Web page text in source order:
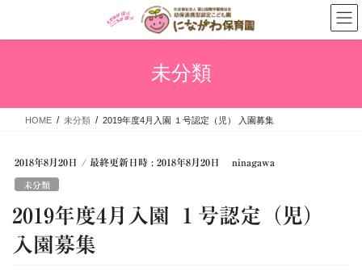
未分類
HOME 未分類 2019年度4月入園 １号認定（児） 入園募集
2018年8月20日 / 最終更新日時 : 2018年8月20日 ninagawa
未分類
2019年度4月入園 １号認定（児）
入園募集